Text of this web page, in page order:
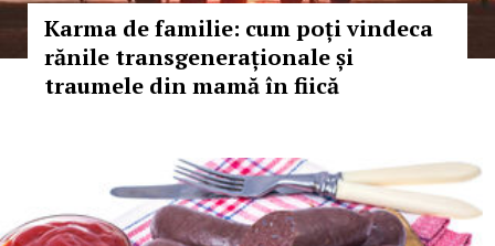
Karma de familie: cum poți vindeca
rănile transgeneraționale și
traumele din mamă în fiică